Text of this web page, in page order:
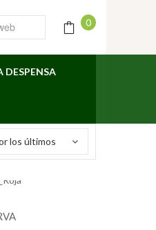
0
DESPENSA
los últimos